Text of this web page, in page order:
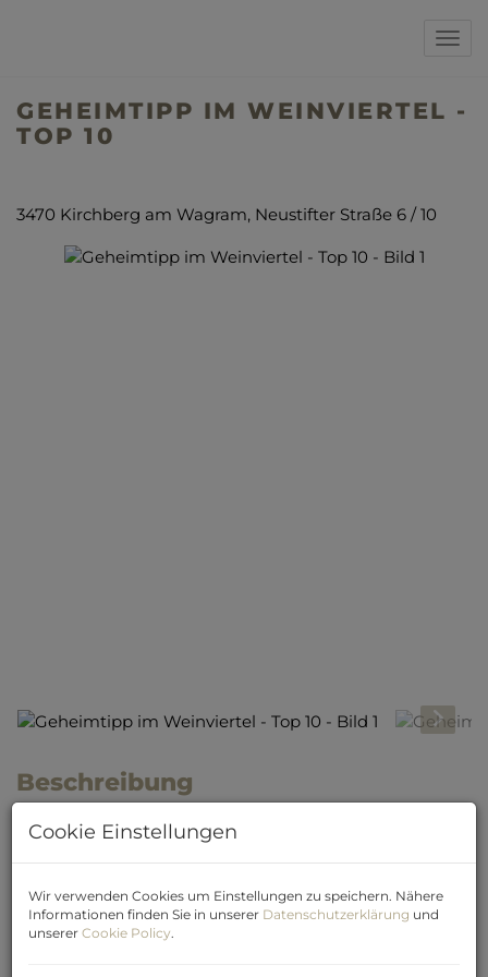
GEHEIMTIPP IM WEINVIERTEL -
TOP 10
3470 Kirchberg am Wagram, Neustifter Straße 6 / 10
Beschreibung
Modernes Wohnprojekt mit
Freiflächen, Top-Ausstattung und
attraktiven Kaufkonditionen
In der begehrten Weinbaugemeinde Kirchberg am
Cookie Einstellungen
Wir verwenden Cookies um Einstellungen zu speichern. Nähere
Informationen finden Sie in unserer Datenschutzerklärung und
unserer Cookie Policy.